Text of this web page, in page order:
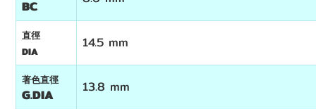
BC
直徑
DIA
14.5 mm
著色直徑
G.DIA 13.8 mm